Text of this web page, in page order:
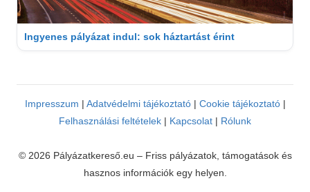
Ingyenes pályázat indul: sok háztartást érint
Impresszum | Adatvédelmi tájékoztató| Cookie tájékoztató|
Felhasználási feltételek | Kapcsolat | Rólunk
© 2026 Pályázatkereső.eu – Friss pályázatok, támogatások és
hasznos információk egy helyen.